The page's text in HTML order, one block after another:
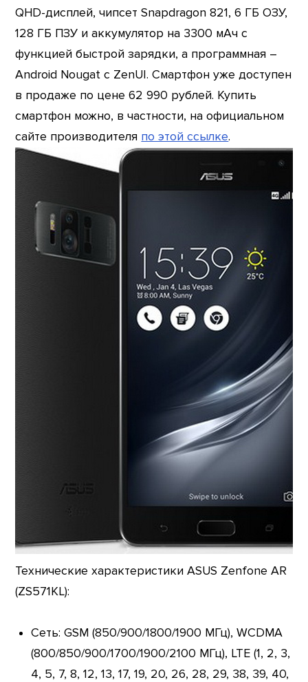
QHD-дисплей, чипсет Snapdragon 821, 6 ГБ ОЗУ,
128 ГБ ПЗУ и аккумулятор на 3300 мАч с
функцией быстрой зарядки, а программная –
Android Nougat с ZenUI. Смартфон уже доступен
в продаже по цене 62 990 рублей. Купить
смартфон можно, в частности, на официальном
сайте производителя по этой ссылке.
Технические характеристики ASUS Zenfone AR
(ZS571KL):
Сеть: GSM (850/900/1800/1900 МГц), WCDMA
(800/850/900/1700/1900/2100 МГц), LTE (1, 2, 3,
4, 5, 7, 8, 12, 13, 17, 19, 20, 26, 28, 29, 38, 39, 40,